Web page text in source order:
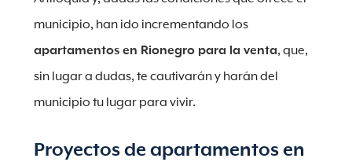
municipio, han ido incrementando los
apartamentos en Rionegro para la venta, que,
sin lugar a dudas, te cautivarán y harán del
municipio tu lugar para vivir.
Proyectos de apartamentos en